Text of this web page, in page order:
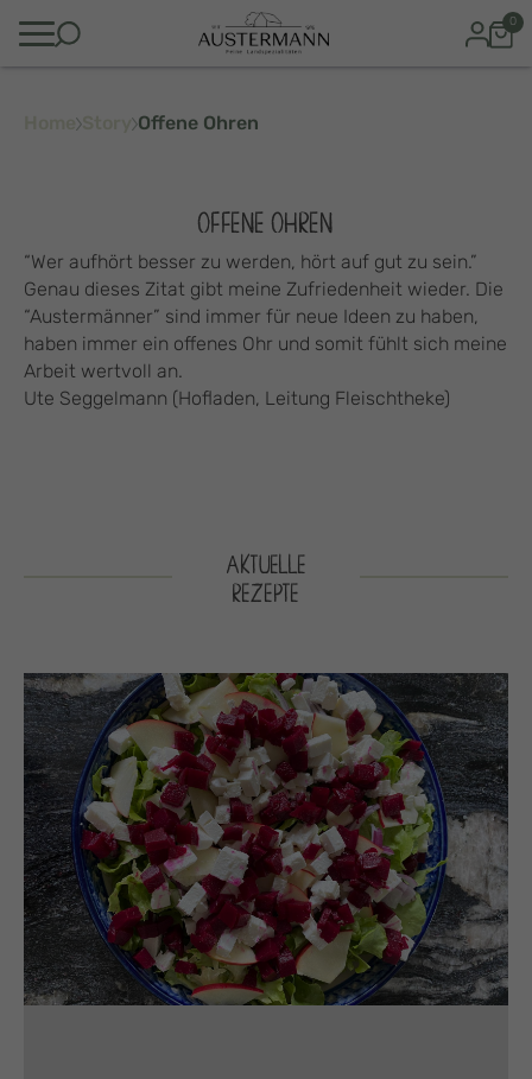
0
Offene Ohren
OFFENE OHREN
“Wer aufhört besser zu werden, hört auf gut zu sein.”
Genau dieses Zitat gibt meine Zufriedenheit wieder. Die
“Austermänner” sind immer für neue Ideen zu haben,
haben immer ein offenes Ohr und somit fühlt sich meine
Arbeit wertvoll an.
Ute Seggelmann (Hofladen, Leitung Fleischtheke)
AKTUELLE
REZEPTE